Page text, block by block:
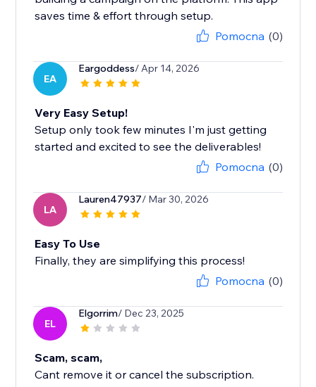
saves time & effort through setup.
Pomocna (0)
EA
Eargoddess/ Apr 14, 2026
Very Easy Setup!
Setup only took few minutes I'm just getting
started and excited to see the deliverables!
Pomocna (0)
LA
Lauren47937/ Mar 30, 2026
Easy To Use
Finally, they are simplifying this process!
Pomocna (0)
EL
Elgorrim/ Dec 23, 2025
Scam, scam,
Cant remove it or cancel the subscription.